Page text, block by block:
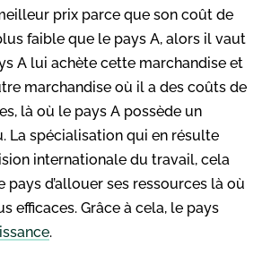
prix parce que son coût de
faible que le pays A, alors il vaut
A lui achète cette marchandise et
marchandise où il a des coûts de
là où le pays A possède un
La spécialisation qui en résulte
internationale du travail, cela
pays d’allouer ses ressources là où
efficaces. Grâce à cela, le pays
.